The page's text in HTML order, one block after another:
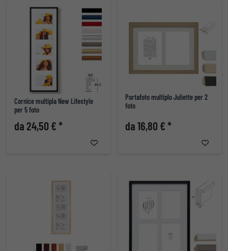
Cornice multipla New Lifestyle
per 5 foto
da 24,50 € *
Portafoto multiplo Juliette per 2
foto
da 16,80 € *